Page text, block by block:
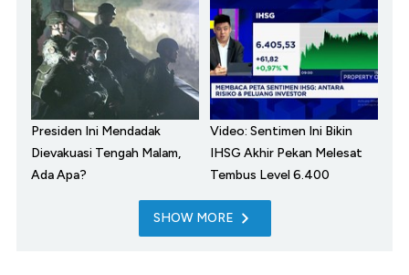
Presiden Ini Mendadak
Dievakuasi Tengah Malam,
Ada Apa?
Video: Sentimen Ini Bikin
IHSG Akhir Pekan Melesat
Tembus Level 6.400
SHOW MORE